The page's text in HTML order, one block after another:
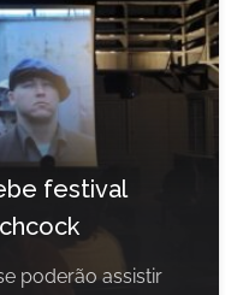
festival
poderão assistir